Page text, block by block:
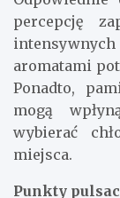
percepcję
aromatami
Ponadto,
mogą
wybierać
miejsca.
Punkty